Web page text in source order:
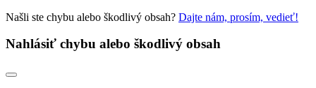
Našli ste chybu alebo škodlivý obsah? Dajte nám, prosím, vedieť!
Nahlásiť chybu alebo škodlivý obsah